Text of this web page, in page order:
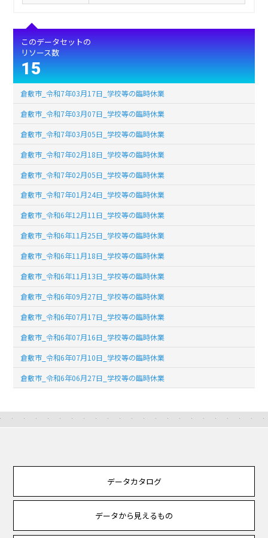
このデータセットの
リソース数
15
倉敷市_令和7年03月17日_学校等の臨時休業
倉敷市_令和7年03月07日_学校等の臨時休業
倉敷市_令和7年03月05日_学校等の臨時休業
倉敷市_令和7年02月18日_学校等の臨時休業
倉敷市_令和7年02月05日_学校等の臨時休業
倉敷市_令和7年01月24日_学校等の臨時休業
倉敷市_令和6年12月11日_学校等の臨時休業
倉敷市_令和6年11月25日_学校等の臨時休業
倉敷市_令和6年11月18日_学校等の臨時休業
倉敷市_令和6年11月13日_学校等の臨時休業
倉敷市_令和6年09月27日_学校等の臨時休業
倉敷市_令和6年07月17日_学校等の臨時休業
倉敷市_令和6年07月16日_学校等の臨時休業
倉敷市_令和6年07月10日_学校等の臨時休業
倉敷市_令和6年06月27日_学校等の臨時休業
データカタログ
データから見えるもの